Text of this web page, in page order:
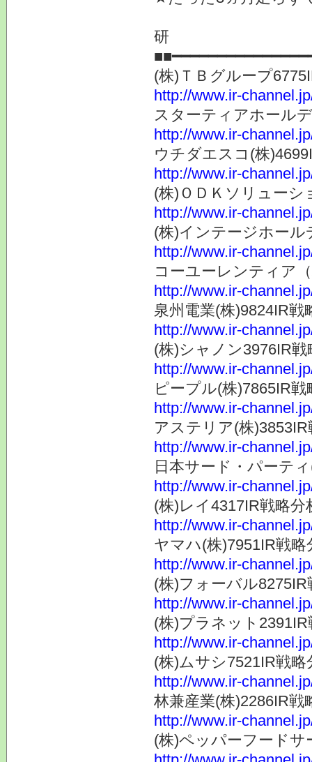
研
(株)ＴＢグループ
http://www.ir-
スターティアホール
http://www.ir-
ウチダエスコ(株
http://www.ir-
(株)ＯＤＫソリューシ
http://www.ir-
(株)インテージホール
http://www.ir-
コーユーレンティア
http://www.ir-
泉州電業(株)9824IR戦
http://www.ir-
(株)シャノン3976IR戦
http://www.ir-
ピープル(株)7865IR戦
http://www.ir-
アステリア(株
http://www.ir-
日本サード・パーテ
http://www.ir-
(株)レイ4317IR戦略分
http://www.ir-
ヤマハ(株)7951IR戦略
http://www.ir-
(株)フォーバル8275IR
http://www.ir-
(株)プラネット
http://www.ir-
(株)ムサシ7521IR戦略
http://www.ir-
林兼産業(株)2286IR戦
http://www.ir-
(株)ペッパーフードサ